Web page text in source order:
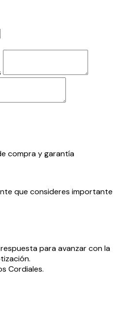
compra y garantía
que consideres importante
para avanzar con la
Cordiales.